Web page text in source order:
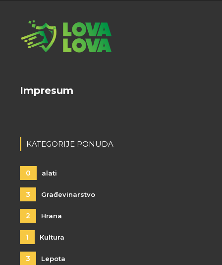
Impresum
KATEGORIJE PONUDA
0 alati
3 Građevinarstvo
2 Hrana
1 Kultura
3 Lepota